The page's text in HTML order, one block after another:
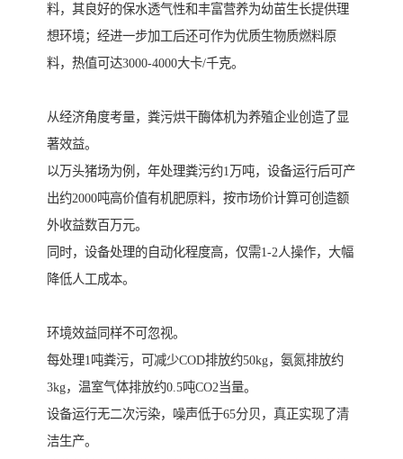
料，其良好的保水透气性和丰富营养为幼苗生长提供理
想环境；经进一步加工后还可作为优质生物质燃料原
料，热值可达3000-4000大卡/千克。
从经济角度考量，粪污烘干酶体机为养殖企业创造了显
著效益。
以万头猪场为例，年处理粪污约1万吨，设备运行后可产
出约2000吨高价值有机肥原料，按市场价计算可创造额
外收益数百万元。
同时，设备处理的自动化程度高，仅需1-2人操作，大幅
降低人工成本。
环境效益同样不可忽视。
每处理1吨粪污，可减少COD排放约50kg，氨氮排放约
3kg，温室气体排放约0.5吨CO2当量。
设备运行无二次污染，噪声低于65分贝，真正实现了清
洁生产。